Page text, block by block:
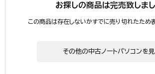
お探しの商品は完売致しまし
この商品は存在しないかすでに売り切れたため
その他の中古ノートパソコンを